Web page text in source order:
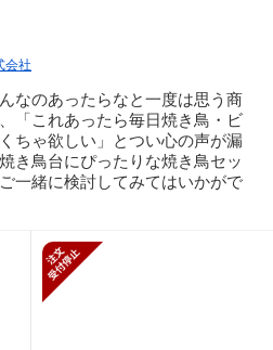
会社
なのあったらなと一度は思う商
「これあったら毎日焼き鳥・ビ
ゃ欲しい」とつい心の声が漏
き鳥台にぴったりな焼き鳥セッ
一緒に検討してみてはいかがで